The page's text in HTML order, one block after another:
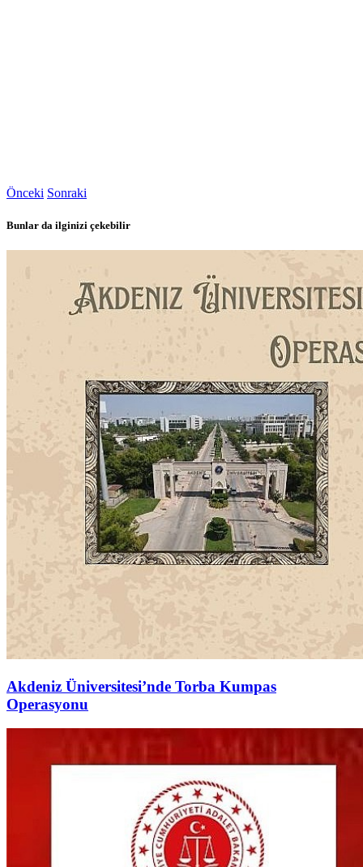
Önceki Sonraki
Bunlar da ilginizi çekebilir
Akdeniz Üniversitesi’nde Torba Kumpas
Operasyonu